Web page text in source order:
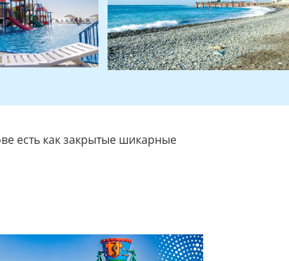
есть как закрытые шикарные